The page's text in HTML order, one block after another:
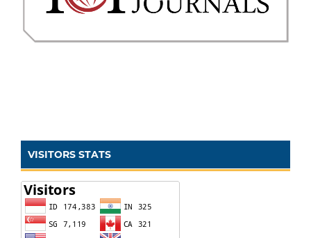
VISITORS STATS